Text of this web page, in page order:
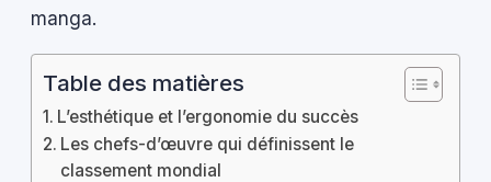
manga.
Table des matières
L’esthétique et l’ergonomie du succès
Les chefs-d’œuvre qui définissent le
classement mondial